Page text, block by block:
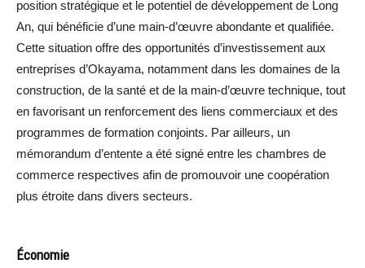
position stratégique et le potentiel de développement de Long
An, qui bénéficie d’une main-d’œuvre abondante et qualifiée.
Cette situation offre des opportunités d’investissement aux
entreprises d’Okayama, notamment dans les domaines de la
construction, de la santé et de la main-d’œuvre technique, tout
en favorisant un renforcement des liens commerciaux et des
programmes de formation conjoints. Par ailleurs, un
mémorandum d’entente a été signé entre les chambres de
commerce respectives afin de promouvoir une coopération
plus étroite dans divers secteurs.
Économie